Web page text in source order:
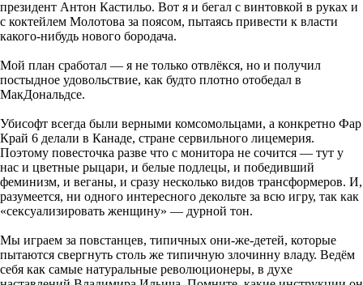
президент Антон Кастильо. Вот я и бегал с винтовкой в руках и
с коктейлем Молотова за поясом, пытаясь привести к власти
какого-нибудь нового бородача.
Мой план сработал — я не только отвлёкся, но и получил
постыдное удовольствие, как будто плотно отобедал в
МакДональдсе.
Убисофт всегда были верными комсомольцами, а конкретно Фар
Край 6 делали в Канаде, стране сервильного лицемерия.
Поэтому повесточка разве что с монитора не сочится — тут у
нас и цветные рыцари, и белые подлецы, и победивший
феминизм, и веганы, и сразу несколько видов трансформеров. И,
разумеется, ни одного интересного декольте за всю игру, так как
«сексуализировать женщину» — дурной тон.
Мы играем за повстанцев, типичных они-же-детей, которые
пытаются свергнуть столь же типичную злочинну владу. Ведём
себя как самые натуральные революционеры, в духе